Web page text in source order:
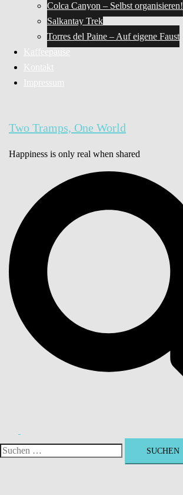
Colca Canyon – Selbst organisieren!
Salkantay Trek
Torres del Paine – Auf eigene Faust
Kaffeepause
Kontakt
Impressum
Two Tramps, One World
Happiness is only real when shared
Suchen